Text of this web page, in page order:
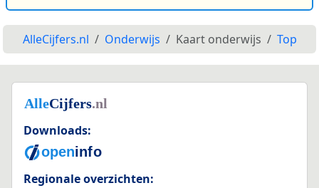
AlleCijfers.nl Onderwijs Kaart onderwijs Top
Downloads:
Regionale overzichten: